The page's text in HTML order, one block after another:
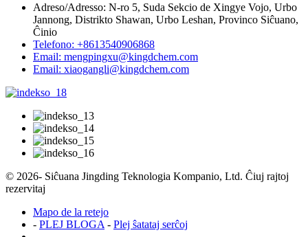
Adreso/Adresso: N-ro 5, Suda Sekcio de Xingye Vojo, Urbo
Jannong, Distrikto Shawan, Urbo Leshan, Provinco Siĉuano,
Ĉinio
Telefono: +8613540906868
Email: mengpingxu@kingdchem.com
Email: xiaogangli@kingdchem.com
© 2026- Siĉuana Jingding Teknologia Kompanio, Ltd. Ĉiuj rajtoj
rezervitaj
Mapo de la retejo
- PLEJ BLOGA - Plej ŝatataj serĉoj